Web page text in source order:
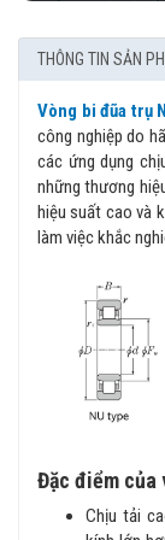
THÔNG TIN SẢN
Vòng bi đũa trụ
công nghiệp do
các ứng dụng
những thương
hiệu suất cao và
làm việc khắc
Đặc điểm của
Chịu tải